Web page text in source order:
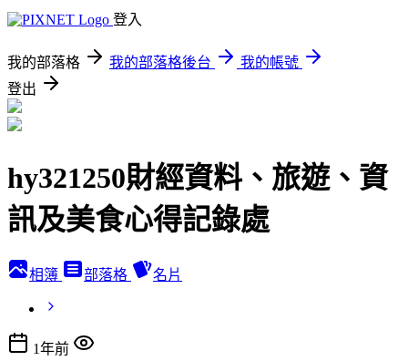
登入
我的部落格 我的部落格後台
我的帳號
登出
hy321250財經資料、旅遊、資
訊及美食心得記錄處
相簿 部落格 名片
1年前